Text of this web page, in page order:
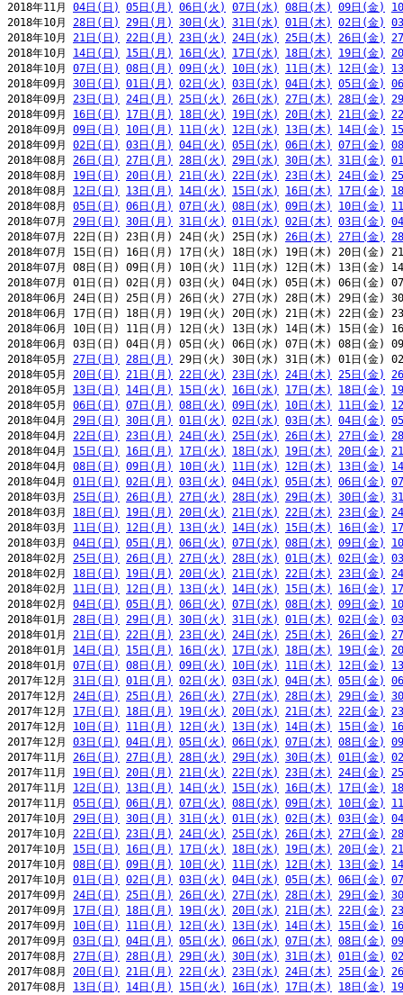
2018年11月 04日(日) 05日(月) 06日(火) 07日(水) 08日(木) 09日(金)
2018年10月 28日(日) 29日(月) 30日(火) 31日(水) 01日(木) 02日(金)
2018年10月 21日(日) 22日(月) 23日(火) 24日(水) 25日(木) 26日(金)
2018年10月 14日(日) 15日(月) 16日(火) 17日(水) 18日(木) 19日(金)
2018年10月 07日(日) 08日(月) 09日(火) 10日(水) 11日(木) 12日(金)
2018年09月 30日(日) 01日(月) 02日(火) 03日(水) 04日(木) 05日(金)
2018年09月 23日(日) 24日(月) 25日(火) 26日(水) 27日(木) 28日(金)
2018年09月 16日(日) 17日(月) 18日(火) 19日(水) 20日(木) 21日(金)
2018年09月 09日(日) 10日(月) 11日(火) 12日(水) 13日(木) 14日(金)
2018年09月 02日(日) 03日(月) 04日(火) 05日(水) 06日(木) 07日(金)
2018年08月 26日(日) 27日(月) 28日(火) 29日(水) 30日(木) 31日(金)
2018年08月 19日(日) 20日(月) 21日(火) 22日(水) 23日(木) 24日(金)
2018年08月 12日(日) 13日(月) 14日(火) 15日(水) 16日(木) 17日(金)
2018年08月 05日(日) 06日(月) 07日(火) 08日(水) 09日(木) 10日(金)
2018年07月 29日(日) 30日(月) 31日(火) 01日(水) 02日(木) 03日(金)
2018年07月 22日(日) 23日(月) 24日(火) 25日(水) 26日(木) 27日(金)
2018年07月 15日(日) 16日(月) 17日(火) 18日(水) 19日(木) 20日(金)
2018年07月 08日(日) 09日(月) 10日(火) 11日(水) 12日(木) 13日(金)
2018年07月 01日(日) 02日(月) 03日(火) 04日(水) 05日(木) 06日(金)
2018年06月 24日(日) 25日(月) 26日(火) 27日(水) 28日(木) 29日(金)
2018年06月 17日(日) 18日(月) 19日(火) 20日(水) 21日(木) 22日(金)
2018年06月 10日(日) 11日(月) 12日(火) 13日(水) 14日(木) 15日(金)
2018年06月 03日(日) 04日(月) 05日(火) 06日(水) 07日(木) 08日(金)
2018年05月 27日(日) 28日(月)
29日(火) 30日(水) 31日(木) 01日(金)
2018年05月 20日(日) 21日(月) 22日(火) 23日(水) 24日(木) 25日(金)
2018年05月 13日(日) 14日(月) 15日(火) 16日(水) 17日(木) 18日(金)
2018年05月 06日(日) 07日(月) 08日(火) 09日(水) 10日(木) 11日(金)
2018年04月 29日(日) 30日(月) 01日(火) 02日(水) 03日(木) 04日(金)
2018年04月 22日(日) 23日(月) 24日(火) 25日(水) 26日(木) 27日(金)
2018年04月 15日(日) 16日(月) 17日(火) 18日(水) 19日(木) 20日(金)
2018年04月 08日(日) 09日(月) 10日(火) 11日(水) 12日(木) 13日(金)
2018年04月 01日(日) 02日(月) 03日(火) 04日(水) 05日(木) 06日(金)
2018年03月 25日(日) 26日(月) 27日(火) 28日(水) 29日(木) 30日(金)
2018年03月 18日(日) 19日(月) 20日(火) 21日(水) 22日(木) 23日(金)
2018年03月 11日(日) 12日(月) 13日(火) 14日(水) 15日(木) 16日(金)
2018年03月 04日(日) 05日(月) 06日(火) 07日(水) 08日(木) 09日(金)
2018年02月 25日(日) 26日(月) 27日(火) 28日(水) 01日(木) 02日(金)
2018年02月 18日(日) 19日(月) 20日(火) 21日(水) 22日(木) 23日(金)
2018年02月 11日(日) 12日(月) 13日(火) 14日(水) 15日(木) 16日(金)
2018年02月 04日(日) 05日(月) 06日(火) 07日(水) 08日(木) 09日(金)
2018年01月 28日(日) 29日(月) 30日(火) 31日(水) 01日(木) 02日(金)
2018年01月 21日(日) 22日(月) 23日(火) 24日(水) 25日(木) 26日(金)
2018年01月 14日(日) 15日(月) 16日(火) 17日(水) 18日(木) 19日(金)
2018年01月 07日(日) 08日(月) 09日(火) 10日(水) 11日(木) 12日(金)
2017年12月 31日(日) 01日(月) 02日(火) 03日(水) 04日(木) 05日(金)
2017年12月 24日(日) 25日(月) 26日(火) 27日(水) 28日(木) 29日(金)
2017年12月 17日(日) 18日(月) 19日(火) 20日(水) 21日(木) 22日(金)
2017年12月 10日(日) 11日(月) 12日(火) 13日(水) 14日(木) 15日(金)
2017年12月 03日(日) 04日(月) 05日(火) 06日(水) 07日(木) 08日(金)
2017年11月 26日(日) 27日(月) 28日(火) 29日(水) 30日(木) 01日(金)
2017年11月 19日(日) 20日(月) 21日(火) 22日(水) 23日(木) 24日(金)
2017年11月 12日(日) 13日(月) 14日(火) 15日(水) 16日(木) 17日(金)
2017年11月 05日(日) 06日(月) 07日(火) 08日(水) 09日(木) 10日(金)
2017年10月 29日(日) 30日(月) 31日(火) 01日(水) 02日(木) 03日(金)
2017年10月 22日(日) 23日(月) 24日(火) 25日(水) 26日(木) 27日(金)
2017年10月 15日(日) 16日(月) 17日(火) 18日(水) 19日(木) 20日(金)
2017年10月 08日(日) 09日(月) 10日(火) 11日(水) 12日(木) 13日(金)
2017年10月 01日(日) 02日(月) 03日(火) 04日(水) 05日(木) 06日(金)
2017年09月 24日(日) 25日(月) 26日(火) 27日(水) 28日(木) 29日(金)
2017年09月 17日(日) 18日(月) 19日(火) 20日(水) 21日(木) 22日(金)
2017年09月 10日(日) 11日(月) 12日(火) 13日(水) 14日(木) 15日(金)
2017年09月 03日(日) 04日(月) 05日(火) 06日(水) 07日(木) 08日(金)
2017年08月 27日(日) 28日(月) 29日(火) 30日(水) 31日(木) 01日(金)
2017年08月 20日(日) 21日(月) 22日(火) 23日(水) 24日(木) 25日(金)
2017年08月 13日(日) 14日(月) 15日(火) 16日(水) 17日(木) 18日(金)